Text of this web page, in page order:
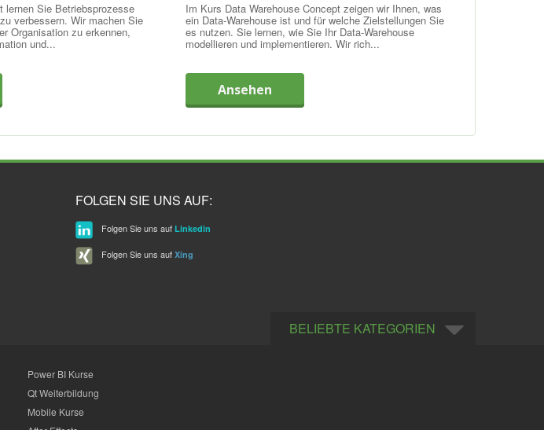
Sie Betriebsprozesse
verbessern. Wir machen Sie
Organisation zu erkennen,
und...
Im Kurs Data Warehouse Concept zeigen wir Ihnen, was
ein Data-Warehouse ist und für welche Zielstellungen Sie
es nutzen. Sie lernen, wie Sie Ihr Data-Warehouse
modellieren und implementieren. Wir rich...
Ansehen
FOLGEN SIE UNS AUF:
Folgen Sie uns auf Linkedin
Folgen Sie uns auf Xing
BELIEBTE KATEGORIEN
Power BI Kurse
Qt Weiterbildung
Mobile Kurse